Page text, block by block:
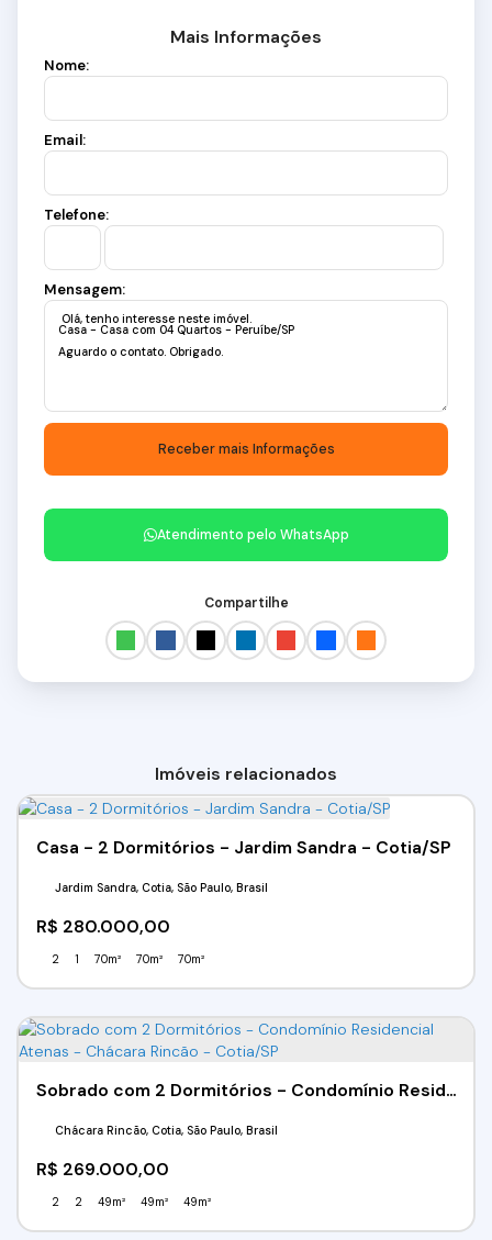
Mais Informações
Nome:
Email:
Telefone:
Mensagem:
Atendimento pelo WhatsApp
Compartilhe
Imóveis relacionados
Casa - 2 Dormitórios - Jardim Sandra - Cotia/SP
R$ 280.000,00
Jardim Sandra, Cotia, São Paulo, Brasil
2 1 70m² 70m² 70m²
Sobrado com 2 Dormitórios - Condomínio Residencial Atenas - Chácara Rincão - Cotia/SP
R$ 269.000,00
Chácara Rincão, Cotia, São Paulo, Brasil
2 2 49m² 49m² 49m²